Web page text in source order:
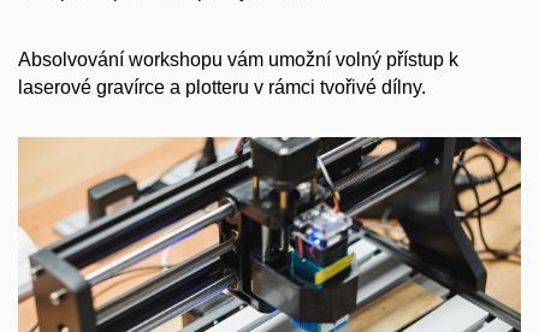
Absolvování workshopu vám umožní volný přístup k
laserové gravírce a plotteru v rámci tvořivé dílny.